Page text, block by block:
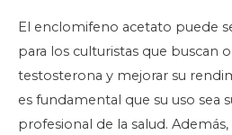
El enclomifeno acetato puede
para los culturistas que buscan
testosterona y mejorar su
es fundamental que su uso sea
profesional de la salud.